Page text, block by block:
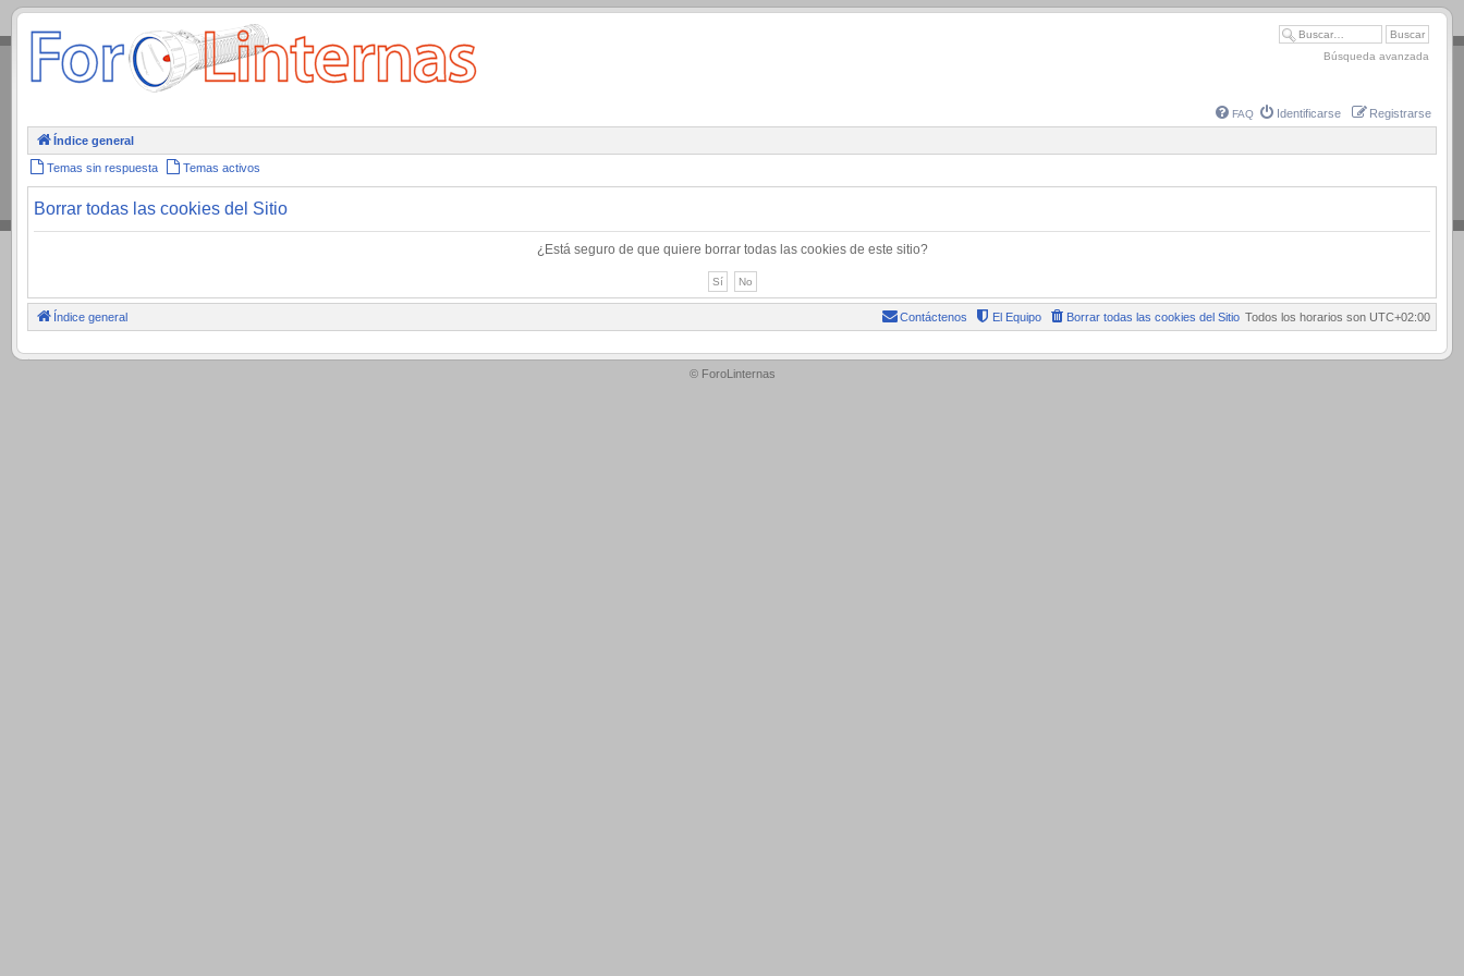
.
Búsqueda avanzada
FAQ Identificarse Registrarse
Índice general
Temas sin respuesta Temas activos
Borrar todas las cookies del Sitio
¿Está seguro de que quiere borrar todas las cookies de este sitio?
Índice general Todos los horarios son UTC+02:00
Borrar todas las cookies del Sitio
El Equipo
Contáctenos
.
© ForoLinternas